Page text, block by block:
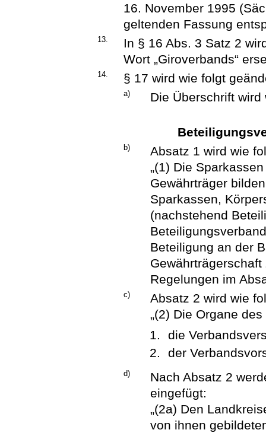
16. November 1995
geltenden Fassung
13.
In § 16 Abs. 3 Satz 2
Wort „Giroverbands“
14. § 17 wird wie folgt
a) Die Überschrift
b)
Absatz 1 wird wie
„(1) Die
Gewährträger
Sparkassen,
(nachstehend
Beteiligung an der
Regelungen im
c)
Absatz 2 wird wie
„(2) Die Organe
die
der
d)
Nach Absatz 2
eingefügt:
„(2a) Den
von ihnen